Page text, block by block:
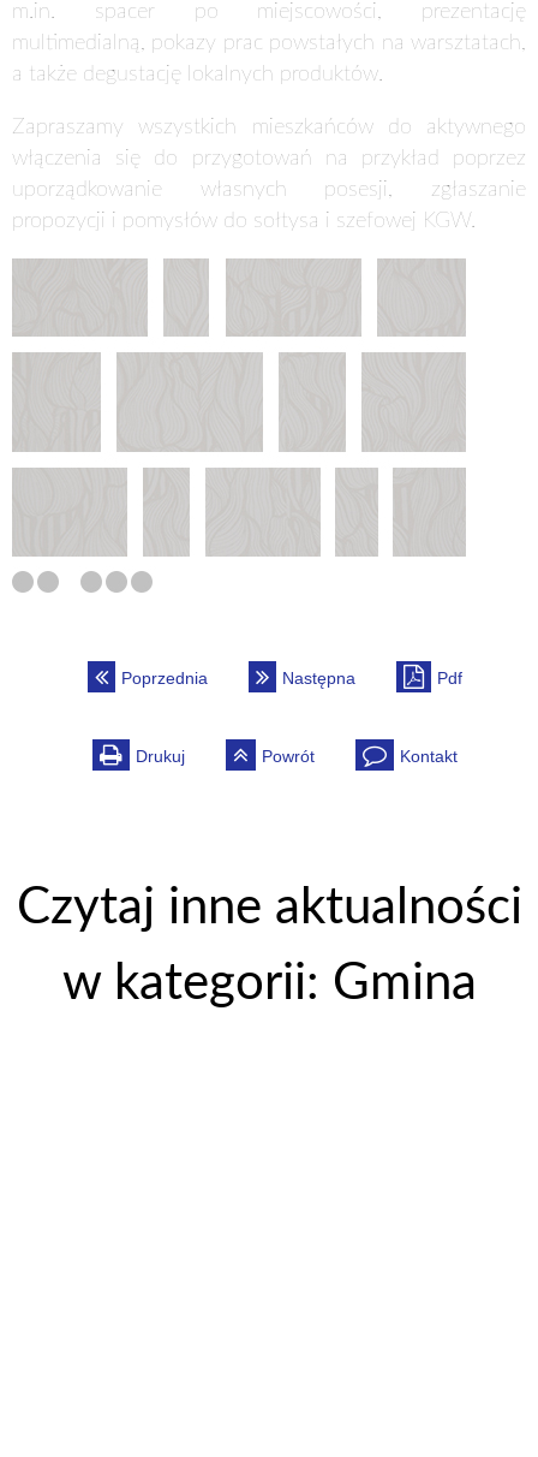
m.in. spacer po miejscowości, prezentację
multimedialną, pokazy prac powstałych na warsztatach,
a także degustację lokalnych produktów.
Zapraszamy wszystkich mieszkańców do aktywnego
włączenia się do przygotowań na przykład poprzez
uporządkowanie własnych posesji, zgłaszanie
propozycji i pomysłów do sołtysa i szefowej KGW.
Poprzednia Następna Pdf
Drukuj Powrót Kontakt
Czytaj inne aktualności
w kategorii: Gmina